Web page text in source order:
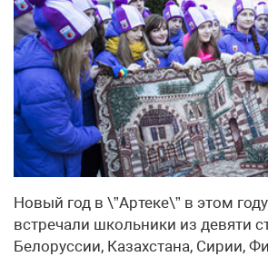
Новый год в \”Артеке\” в этом
встречали школьники из девяти
Белоруссии, Казахстана, Сирии,